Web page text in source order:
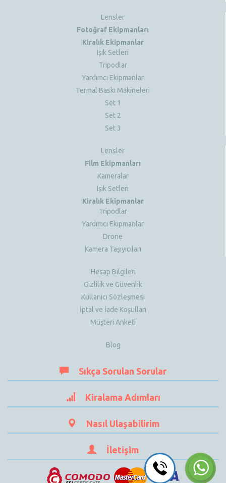
Lensler
Fotoğraf Ekipmanları
Kiralık Ekipmanlar
Işık Setleri
Tripodlar
Yardımcı Ekipmanlar
Termal Baskı Makineleri
Set 1
Set 2
Set 3
Lensler
Film Ekipmanları
Kameralar
Işık Setleri
Kiralık Ekipmanlar
Tripodlar
Yardımcı Ekipmanlar
Drone
Kamera Taşıyıcıları
Hesap Bilgileri
Gizlilik ve Güvenlik
Kullanıcı Sözleşmesi
İptal ve İade Koşulları
Müşteri Anketi
Blog
Sıkça Sorulan Sorular
Kiralama Adımları
Nasıl Ulaşabilirim
İletişim